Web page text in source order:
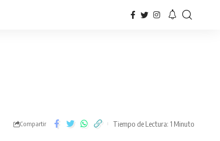
Compartir Tiempo de Lectura: 1 Minuto